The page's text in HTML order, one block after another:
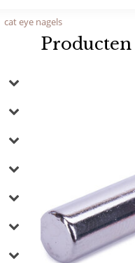
cat eye nagels
Producten